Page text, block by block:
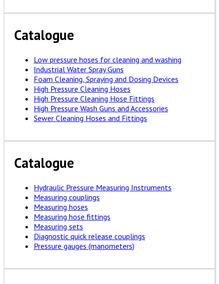
Catalogue
Low pressure hoses for cleaning and washing
Industrial Water Spray Guns
Foam Cleaning, Spraying and Dosing Devices
High Pressure Cleaning Hoses
High Pressure Cleaning Hose Fittings
High Pressure Wash Guns and Accessories
Sewer Cleaning Hoses and Fittings
Catalogue
Hydraulic Pressure Measuring Instruments
Measuring couplings
Measuring hoses
Measuring hose fittings
Measuring sets
Diagnostic quick release couplings
Pressure gauges (manometers)